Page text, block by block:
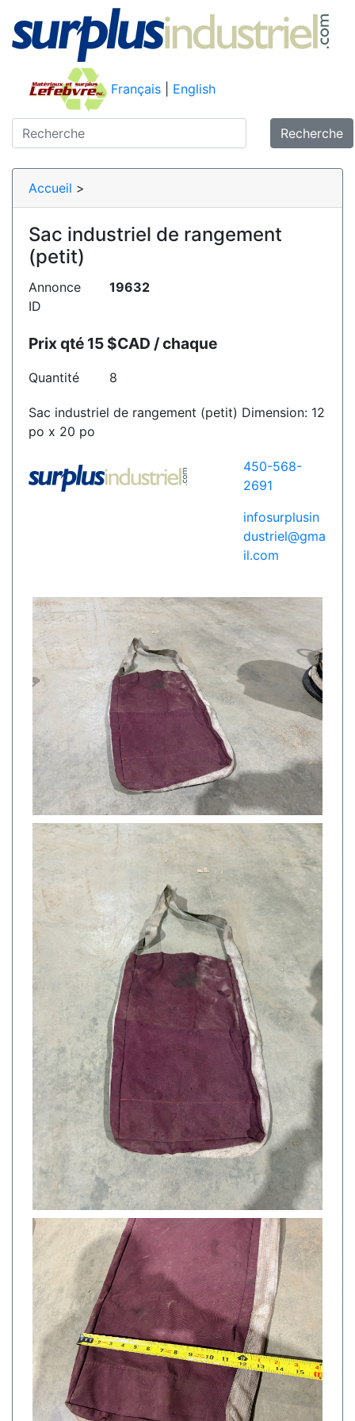
Français English
Recherche
Accueil >
Sac industriel de rangement
(petit)
Annonce
ID
19632
Prix qté 15 $CAD / chaque
Quantité 8
Sac industriel de rangement (petit) Dimension: 12
po x 20 po
450-568-
2691
infosurplusin
dustriel@gma
il.com